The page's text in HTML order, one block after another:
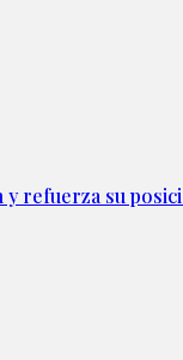
y refuerza su